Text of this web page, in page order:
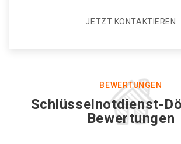
JETZT KONTAKTIEREN
BEWERTUNGEN
Schlüsselnotdienst-
Bewertungen